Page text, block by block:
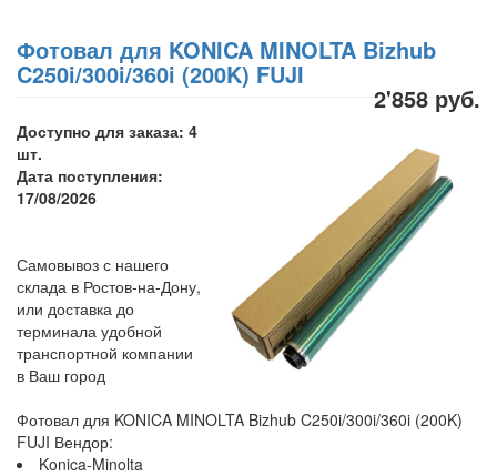
Фотовал для KONICA MINOLTA Bizhub
C250i/300i/360i (200K) FUJI
2'858 руб.
Доступно для заказа: 4
шт.
Дата поступления:
17/08/2026
Самовывоз с нашего
склада в Ростов-на-Дону,
или доставка до
терминала удобной
транспортной компании
в Ваш город
Фотовал для KONICA MINOLTA Bizhub C250i/300i/360i (200K)
FUJI Вендор:
Konica-Minolta